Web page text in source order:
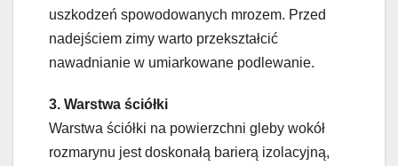
uszkodzeń spowodowanych mrozem. Przed
nadejściem zimy warto przekształcić
nawadnianie w umiarkowane podlewanie.
3. Warstwa ściółki
Warstwa ściółki na powierzchni gleby wokół
rozmarynu jest doskonałą barierą izolacyjną,